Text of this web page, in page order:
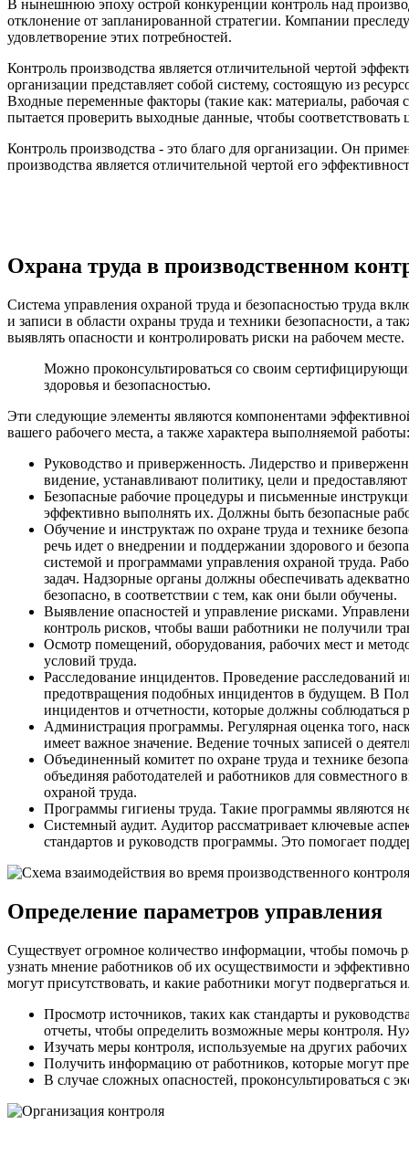
В нынешнюю эпоху острой конкуренции контроль над
отклонение от запланированной стратегии. Компании
удовлетворение этих потребностей.
Контроль производства является отличительной чертой
организации представляет собой систему, состоящую из
Входные переменные факторы (такие как: материалы, рабочая
пытается проверить выходные данные, чтобы
Контроль производства - это благо для организации. Он
производства является отличительной чертой его
Охрана труда в производственном
Система управления охраной труда и безопасностью труда
и записи в области охраны труда и техники безопасности, а
выявлять опасности и контролировать риски на рабочем месте.
Можно проконсультироваться со своим
здоровья и безопасностью.
Эти следующие элементы являются компонентами
вашего рабочего места, а также характера выполняемой работы:
Руководство и приверженность. Лидерство и
видение, устанавливают политику, цели и
Безопасные рабочие процедуры и письменные
эффективно выполнять их. Должны быть безопасные
Обучение и инструктаж по охране труда и технике
речь идет о внедрении и поддержании здорового и
системой и программами управления охраной труда.
задач. Надзорные органы должны обеспечивать
безопасно, в соответствии с тем, как они были обучены.
Выявление опасностей и управление рисками.
контроль рисков, чтобы ваши работники не получили
Осмотр помещений, оборудования, рабочих мест и
условий труда.
Расследование инцидентов. Проведение
предотвращения подобных инцидентов в будущем. В
инцидентов и отчетности, которые должны соблюдаться
Администрация программы. Регулярная оценка того,
имеет важное значение. Ведение точных записей о
Объединенный комитет по охране труда и технике
объединяя работодателей и работников для
охраной труда.
Программы гигиены труда. Такие программы являются
Системный аудит. Аудитор рассматривает ключевые
стандартов и руководств программы. Это помогает
Определение параметров управления
Существует огромное количество информации, чтобы помочь
узнать мнение работников об их осуществимости и
могут присутствовать, и какие работники могут
Просмотр источников, таких как стандарты и
отчеты, чтобы определить возможные меры контроля.
Изучать меры контроля, используемые на других
Получить информацию от работников, которые могут
В случае сложных опасностей, проконсультироваться с